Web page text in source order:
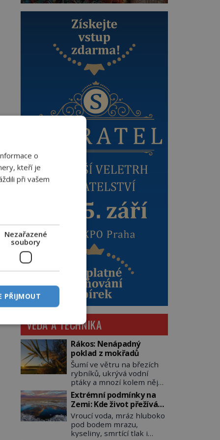
VĚDA A TECHNIKA
Rákos: Nenápadný
poklad z mokřadů
Šumí ve větru na březích
rybníků, ukrývá vodní
ptáky a mnozí kolem něj
procházejí bez povšimnutí.
Přesto právě rákos
pomáhal stavět domy,
vyrábět lodě, zapisovat
první texty a inspiroval
řadu pověstí. Tato
Extrémní podmínky na
Zemi: Kde život přežívá
navzdory všemu
Vroucí voda, mráz hluboko
pod bodem mrazu,
kyseliny, smrtící tlak i
o
kteří je
při vašem
Nezařazené
soubory
PŘIJMOUT